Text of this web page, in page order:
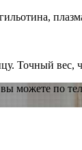
Точный вес,
можете по